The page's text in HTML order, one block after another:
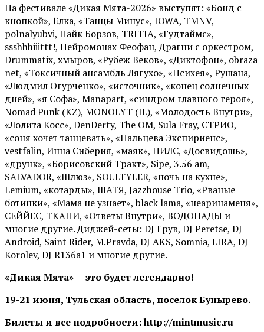
На фестивале «Дикая Мята-2026» выступят: «Бонд с
кнопкой», Ёлка, «Танцы Минус», IOWA, TMNV,
polnalyubvi, Найк Борзов, TRITIA, «Гудтаймс»,
ssshhhiiittt!, Нейромонах Феофан, Драгни с оркестром,
Drummatix, хмыров, «Рубеж Веков», «Диктофон», obraza
net, «Токсичный ансамбль Лягухо», «Психея», Рушана,
«Людмил Огурченко», «источник», «конец солнечных
дней», «я Софа», Manapart, «синдром главного героя»,
Nomad Punk (KZ), MONOLYT (IL), «Молодость Внутри»,
«Лолита Косс», DenDerty, The OM, Sula Fray, СТРИО,
«соня хочет танцевать», «Пальцева Экспириенс»,
vestfalin, Инна Сиберия, «маяк», ПИЛС, «Досвидошь»,
«друнк», «Борисовский Тракт», Sipe, 3.56 am,
SALVADOR, «Шлюз», SOULTYLER, «ночь на кухне»,
Lemium, «котарды», ШАТЯ, Jazzhouse Trio, «Рваные
ботинки», «Мама не узнает», black lama, «неаринаменя»,
СЕЙЙЕС, ТКАНИ, «Ответы Внутри», ВОДОПАДЫ и
многие другие. Диджей-сеты: DJ Грув, DJ Peretse, DJ
Android, Saint Rider, М.Pravda, DJ AKS, Somnia, LIRA, DJ
Korolev, DJ R136a1 и многие другие.
«Дикая Мята» — это будет легендарно!
19-21 июня, Тульская область, поселок Бунырево.
Билеты и все подробности: http://mintmusic.ru